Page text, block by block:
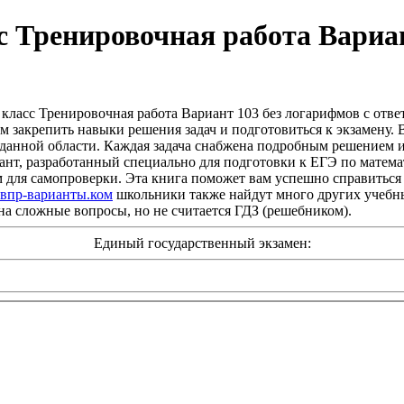
работа
Тренировочная работа Вариант 103 без логарифмов с
навыки решения задач и подготовиться к экзамену.
области. Каждая задача снабжена подробным
разработанный специально для подготовки к ЕГЭ по
самопроверки. Эта книга поможет вам успешно
варианты.ком школьники также найдут много других
сложные вопросы, но не считается ГДЗ (решебником).
Единый государственный экзамен: